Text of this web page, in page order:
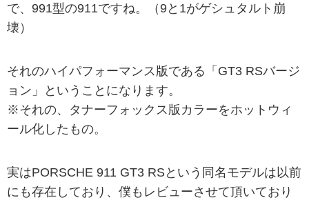
で、991型の911ですね。（9と1がゲシュタルト崩
壊）
それのハイパフォーマンス版である「GT3 RSバージ
ョン」ということになります。
※それの、タナーフォックス版カラーをホットウィ
ール化したもの。
実はPORSCHE 911 GT3 RSという同名モデルは以前
にも存在しており、僕もレビューさせて頂いており